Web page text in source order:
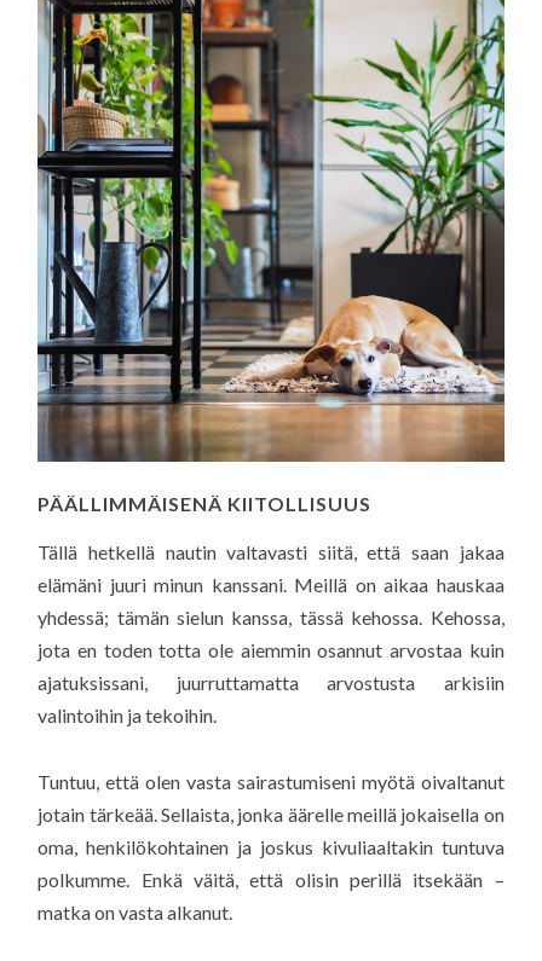
PÄÄLLIMMÄISENÄ KIITOLLISUUS
Tällä hetkellä nautin valtavasti siitä, että saan jakaa
elämäni juuri minun kanssani. Meillä on aikaa hauskaa
yhdessä; tämän sielun kanssa, tässä kehossa. Kehossa,
jota en toden totta ole aiemmin osannut arvostaa kuin
ajatuksissani, juurruttamatta arvostusta arkisiin
valintoihin ja tekoihin.
Tuntuu, että olen vasta sairastumiseni myötä oivaltanut
jotain tärkeää. Sellaista, jonka äärelle meillä jokaisella on
oma, henkilökohtainen ja joskus kivuliaaltakin tuntuva
polkumme. Enkä väitä, että olisin perillä itsekään –
matka on vasta alkanut.